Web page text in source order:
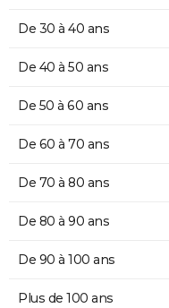
De 30 à 40 ans
De 40 à 50 ans
De 50 à 60 ans
De 60 à 70 ans
De 70 à 80 ans
De 80 à 90 ans
De 90 à 100 ans
Plus de 100 ans